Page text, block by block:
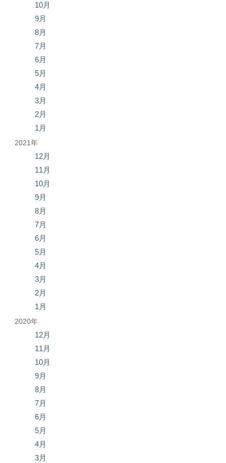
10月
9月
8月
7月
6月
5月
4月
3月
2月
1月
2021年
12月
11月
10月
9月
8月
7月
6月
5月
4月
3月
2月
1月
2020年
12月
11月
10月
9月
8月
7月
6月
5月
4月
3月